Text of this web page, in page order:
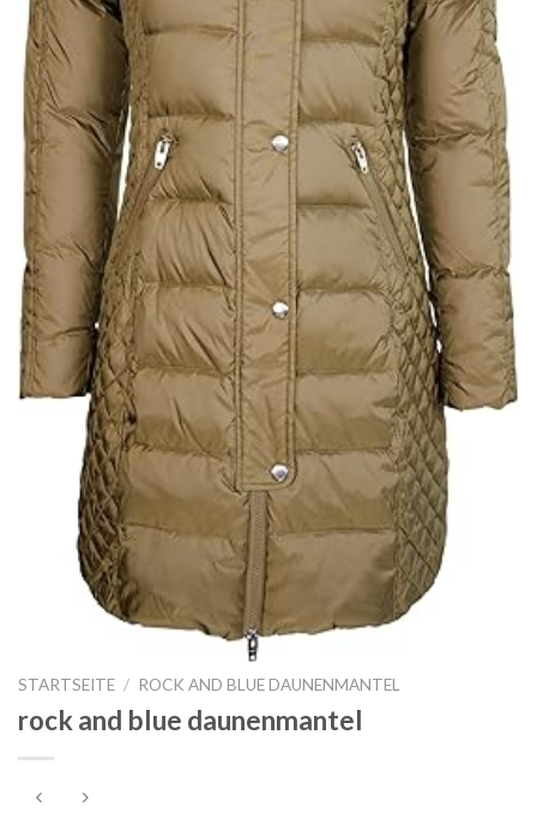
STARTSEITE / ROCK AND BLUE DAUNENMANTEL
rock and blue daunenmantel